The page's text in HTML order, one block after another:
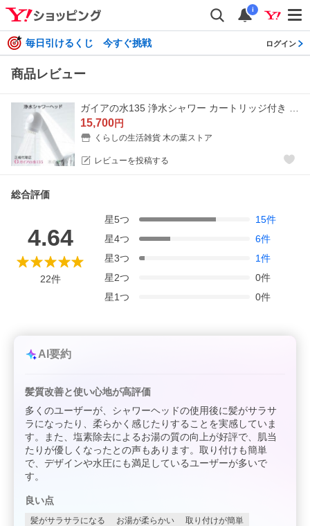
i
毎日引けるくじ 今すぐ挑戦 ログイン
商品レビュー
15,700円
くらしの生活雑貨 木の葉ストア
レビューを投稿する
総合評価
4.64
22件
星5つ 15件
星4つ 6件
星3つ 1件
星2つ 0件
星1つ 0件
AI要約
髪質改善と使い心地が高評価
多くのユーザーが、シャワーヘッドの使用後に髪がサラサ
ラになったり、柔らかく感じたりすることを実感していま
す。また、塩素除去によるお湯の質の向上が好評で、肌当
たりが優しくなったとの声もあります。取り付けも簡単
で、デザインや水圧にも満足しているユーザーが多いで
す。
良い点
髪がサラサラになる お湯が柔らかい
取り付けが簡単